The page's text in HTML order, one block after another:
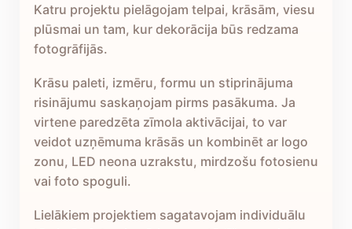
Katru projektu pielāgojam telpai, krāsām, viesu
plūsmai un tam, kur dekorācija būs redzama
fotogrāfijās.
Krāsu paleti, izmēru, formu un stiprinājuma
risinājumu saskaņojam pirms pasākuma. Ja
virtene paredzēta zīmola aktivācijai, to var
veidot uzņēmuma krāsās un kombinēt ar logo
zonu, LED neona uzrakstu, mirdzošu fotosienu
vai foto spoguli.
Lielākiem projektiem sagatavojam individuālu